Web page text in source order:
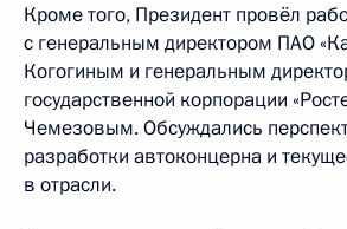
Кроме того, Президент провёл
с генеральным директором ПАО
Когогиным и генеральным
государственной корпорации
Чемезовым. Обсуждались
разработки автоконцерна и
в отрасли.